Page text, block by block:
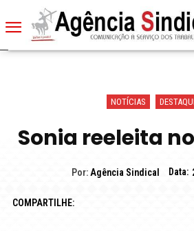
NOTÍCIAS
Sonia reeleita
Por: Agência Sindical Data:
COMPARTILHE: